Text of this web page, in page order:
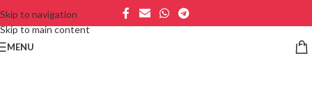
Skip to navigation
Skip to main content
MENU